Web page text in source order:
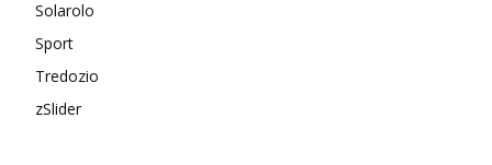
Solarolo
Sport
Tredozio
zSlider